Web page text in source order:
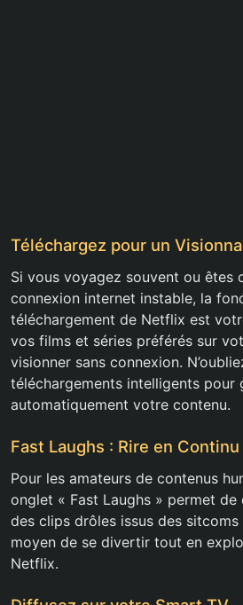
Téléchargez pour un
Si vous voyagez souvent ou êtes
connexion internet instable, la
téléchargement de Netflix est
vos films et séries préférés sur
visionner sans connexion.
téléchargements intelligents pour
automatiquement votre contenu.
Fast Laughs : Rire en Continu
Pour les amateurs de contenus
onglet « Fast Laughs » permet
des clips drôles issus des
moyen de se divertir tout en
Netflix.